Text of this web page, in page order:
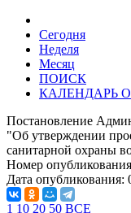
Сегодня
Неделя
Месяц
ПОИСК
КАЛЕНДАРЬ
Постановление
"Об утверждении
санитарной охраны
Номер
Дата опубликования:
1 10 20 50 ВСЕ